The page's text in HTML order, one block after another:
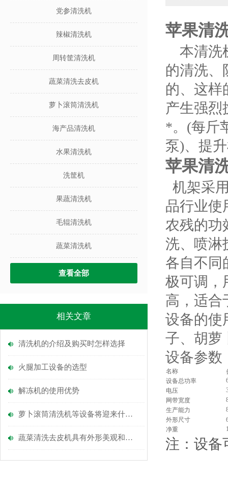
党参清洗机
辣椒清洗机
周转筐清洗机
蔬菜清洗去皮机
萝卜滚筒清洗机
海产品清洗机
水果清洗机
洗筐机
果蔬清洗机
毛辊清洗机
蔬菜清洗机
查看全部
相关文章
清洗机的介绍及购买时怎样选择
火腿加工设备的选型
解冻机的使用优势
萝卜滚筒清洗机等设备将迎来什么挑战
蔬菜清洗去皮机具有外形美观和操作方便等特点
苹果清
本清洗
的清洗、
的、这样
产生强烈
*。(每斤
泵)、提
苹果清
机架采
品行业使
农残的功
洗、喷淋
各自不同
极可调，
高，适合
设备的使
子、胡萝
设备参数
名称
设备总功率
电压
网带宽度
生产能力
外形尺寸
净重
注：设备